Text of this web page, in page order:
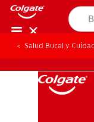
Salud Bucal y